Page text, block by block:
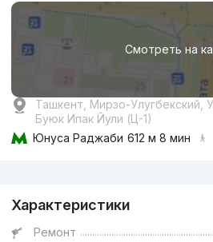
Смотреть на
Ташкент, Мирзо-Улугбекский,
Буюк Ипак Йули (Ц-1)
Юнуса Раджаби 612 м 8 мин
Характеристики
Ремонт